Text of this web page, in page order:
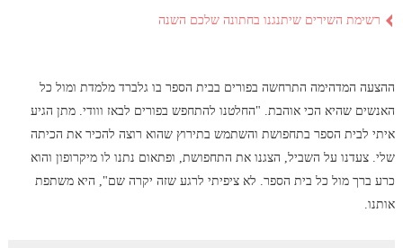
רשימת השירים שיתנגנו בחתונה שלכם השנה
ההצעה המדהימה התרחשה בפורים בבית הספר בו גלברד מלמדת ומול כל
האנשים שהיא הכי אוהבת. "החלטנו להתחפש בפורים לבאז ווודי. מתן הגיע
איתי לבית הספר בתחפושת והשתמש בתירוץ שהוא רוצה להכיר את הכיתה
שלי. צעדנו על השביל, הצגנו את התחפושת, ופתאום נתנו לו מיקרופון והוא
כרע ברך מול כל בית הספר. לא ציפיתי לרגע שזה יקרה שם", היא משתפת
אותנו.